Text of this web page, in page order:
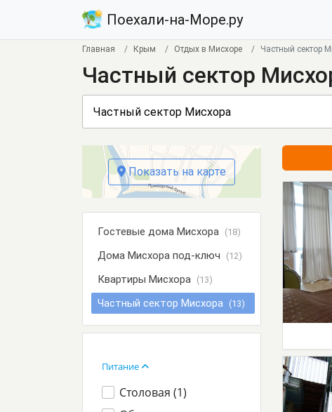
Поехали-на-Море.ру
Главная Крым Отдых в Мисхоре Частный сектор
Частный сектор
Показать на карте
Гостевые дома Мисхора (18)
Дома Мисхора под-ключ (12)
Квартиры Мисхора (13)
Частный сектор Мисхора (13)
Питание
Столовая (1)